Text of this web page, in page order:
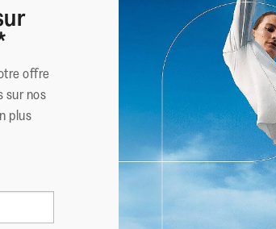
Technologie de la Semelle:
offre
sur nos
plus